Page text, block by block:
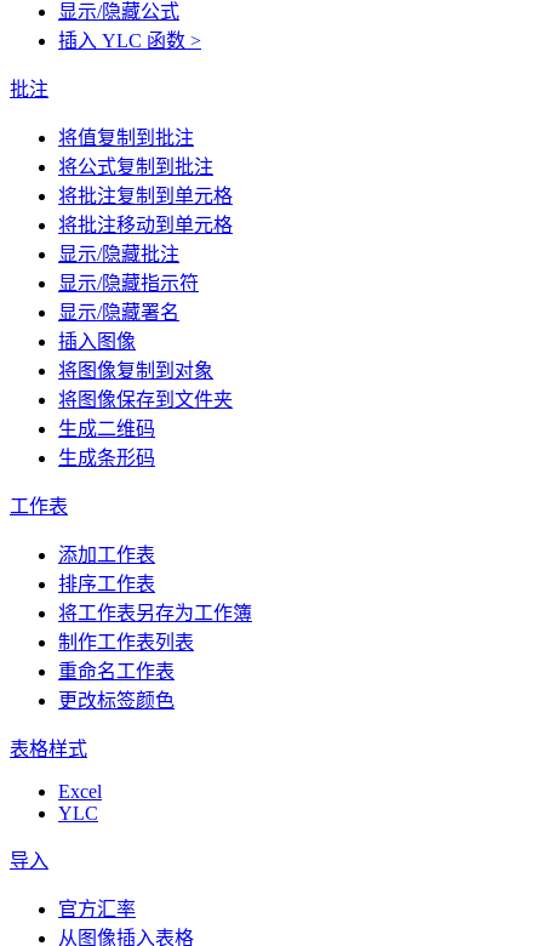
显示/隐藏公式
插入 YLC 函数 >
批注
将值复制到批注
将公式复制到批注
将批注复制到单元格
将批注移动到单元格
显示/隐藏批注
显示/隐藏指示符
显示/隐藏署名
插入图像
将图像复制到对象
将图像保存到文件夹
生成二维码
生成条形码
工作表
添加工作表
排序工作表
将工作表另存为工作簿
制作工作表列表
重命名工作表
更改标签颜色
表格样式
Excel
YLC
导入
官方汇率
从图像插入表格